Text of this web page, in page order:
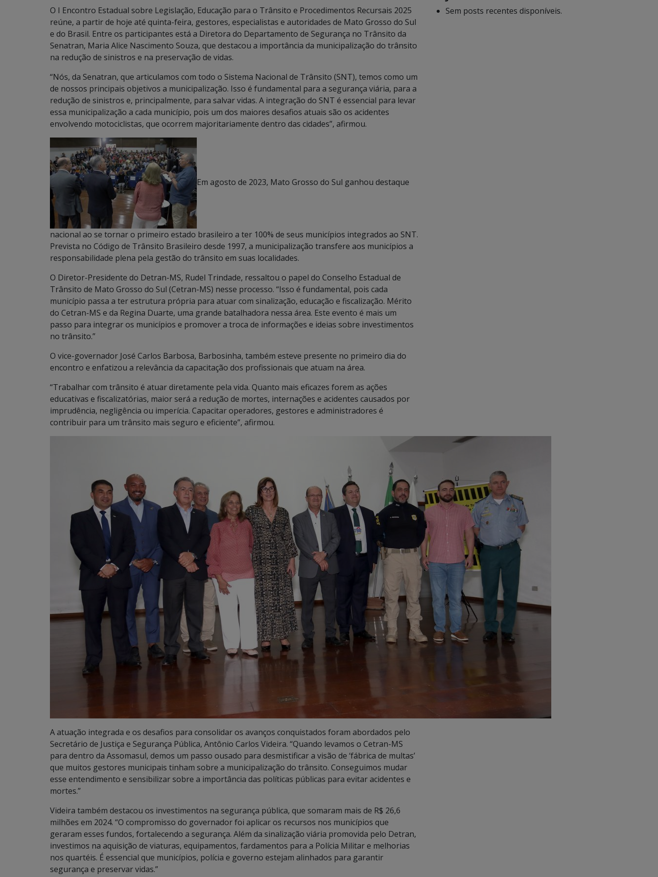
O I Encontro Estadual sobre Legislação, Educação para o Trânsito e Procedimentos Recursais 2025
reúne, a partir de hoje até quinta-feira, gestores, especialistas e autoridades de Mato Grosso do Sul
e do Brasil. Entre os participantes está a Diretora do Departamento de Segurança no Trânsito da
Senatran, Maria Alice Nascimento Souza, que destacou a importância da municipalização do trânsito
na redução de sinistros e na preservação de vidas.
“Nós, da Senatran, que articulamos com todo o Sistema Nacional de Trânsito (SNT), temos como um
de nossos principais objetivos a municipalização. Isso é fundamental para a segurança viária, para a
redução de sinistros e, principalmente, para salvar vidas. A integração do SNT é essencial para levar
essa municipalização a cada município, pois um dos maiores desafios atuais são os acidentes
envolvendo motociclistas, que ocorrem majoritariamente dentro das cidades”, afirmou.
Em agosto de 2023, Mato Grosso do Sul ganhou destaque
nacional ao se tornar o primeiro estado brasileiro a ter 100% de seus municípios integrados ao SNT.
Prevista no Código de Trânsito Brasileiro desde 1997, a municipalização transfere aos municípios a
responsabilidade plena pela gestão do trânsito em suas localidades.
O Diretor-Presidente do Detran-MS, Rudel Trindade, ressaltou o papel do Conselho Estadual de
Trânsito de Mato Grosso do Sul (Cetran-MS) nesse processo. “Isso é fundamental, pois cada
município passa a ter estrutura própria para atuar com sinalização, educação e fiscalização. Mérito
do Cetran-MS e da Regina Duarte, uma grande batalhadora nessa área. Este evento é mais um
passo para integrar os municípios e promover a troca de informações e ideias sobre investimentos
no trânsito.”
O vice-governador José Carlos Barbosa, Barbosinha, também esteve presente no primeiro dia do
encontro e enfatizou a relevância da capacitação dos profissionais que atuam na área.
“Trabalhar com trânsito é atuar diretamente pela vida. Quanto mais eficazes forem as ações
educativas e fiscalizatórias, maior será a redução de mortes, internações e acidentes causados por
imprudência, negligência ou imperícia. Capacitar operadores, gestores e administradores é
contribuir para um trânsito mais seguro e eficiente”, afirmou.
A atuação integrada e os desafios para consolidar os avanços conquistados foram abordados pelo
Secretário de Justiça e Segurança Pública, Antônio Carlos Videira. “Quando levamos o Cetran-MS
para dentro da Assomasul, demos um passo ousado para desmistificar a visão de ‘fábrica de multas’
que muitos gestores municipais tinham sobre a municipalização do trânsito. Conseguimos mudar
esse entendimento e sensibilizar sobre a importância das políticas públicas para evitar acidentes e
mortes.”
Videira também destacou os investimentos na segurança pública, que somaram mais de R$ 26,6
milhões em 2024. “O compromisso do governador foi aplicar os recursos nos municípios que
geraram esses fundos, fortalecendo a segurança. Além da sinalização viária promovida pelo Detran,
investimos na aquisição de viaturas, equipamentos, fardamentos para a Polícia Militar e melhorias
nos quartéis. É essencial que municípios, polícia e governo estejam alinhados para garantir
segurança e preservar vidas.”
Sem posts recentes disponíveis.